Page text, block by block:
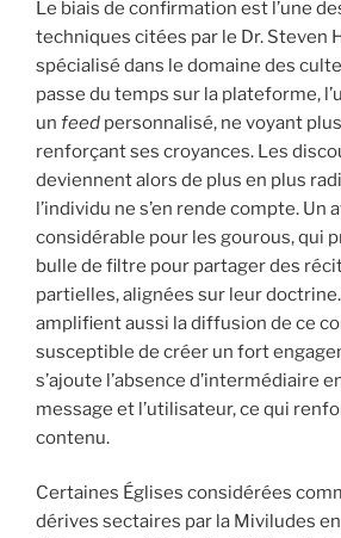
Le biais de confirmation est l’une
techniques citées par le Dr. Steven
spécialisé dans le domaine des
passe du temps sur la plateforme,
un feed personnalisé, ne voyant
renforçant ses croyances. Les
deviennent alors de plus en plus
l’individu ne s’en rende compte. Un
considérable pour les gourous, qui
bulle de filtre pour partager des
partielles, alignées sur leur
amplifient aussi la diffusion de ce
susceptible de créer un fort
s’ajoute l’absence d’intermédiaire
message et l’utilisateur, ce qui
contenu.
Certaines Églises considérées
dérives sectaires par la Miviludes